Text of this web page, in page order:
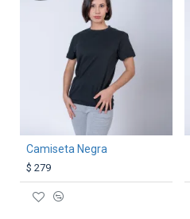
Camiseta Negra
$ 279